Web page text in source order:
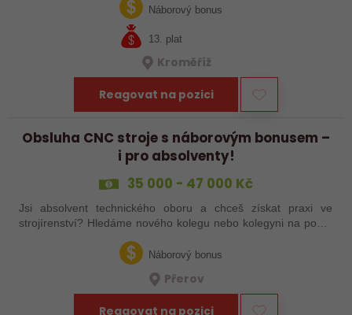
něco nového, pak jste ideálním…Náborový bonus
13. plat
Kroměříž
Reagovat na pozici
Obsluha CNC stroje s náborovým bonusem –
i pro absolventy!
35 000 - 47 000 Kč
Jsi absolvent technického oboru a chceš získat praxi ve
strojírenství? Hledáme nového kolegu nebo kolegyni na pozici
obsluhy strojů – pokud tě láká práce ve výrobě, kde se něco
skutečně tvoří, rádi…
Náborový bonus
Přerov
Reagovat na pozici